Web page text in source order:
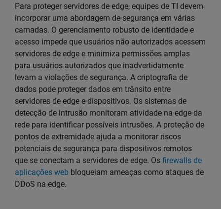
Para proteger servidores de edge, equipes de TI devem
incorporar uma abordagem de segurança em várias
camadas. O gerenciamento robusto de identidade e
acesso impede que usuários não autorizados acessem
servidores de edge e minimiza permissões amplas
para usuários autorizados que inadvertidamente
levam a violações de segurança. A criptografia de
dados pode proteger dados em trânsito entre
servidores de edge e dispositivos. Os sistemas de
detecção de intrusão monitoram atividade na edge da
rede para identificar possíveis intrusões. A proteção de
pontos de extremidade ajuda a monitorar riscos
potenciais de segurança para dispositivos remotos
que se conectam a servidores de edge. Os firewalls de
aplicações web bloqueiam ameaças como ataques de
DDoS na edge.